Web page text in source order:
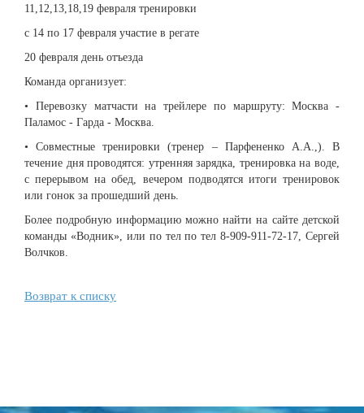
11,12,13,18,19 февраля тренировки
с 14 по 17 февраля участие в регате
20 февраля день отъезда
Команда организует:
• Перевозку матчасти на трейлере по маршруту: Москва -
Паламос - Гарда - Москва.
• Совместные тренировки (тренер – Парфененко А.А.,). В
течение дня проводятся: утренняя зарядка, тренировка на воде,
с перерывом на обед, вечером подводятся итоги тренировок
или гонок за прошедший день.
Более подробную информацию можно найти на сайте детской
команды «Водник», или по тел по тел 8-909-911-72-17, Сергей
Волчков.
Возврат к списку